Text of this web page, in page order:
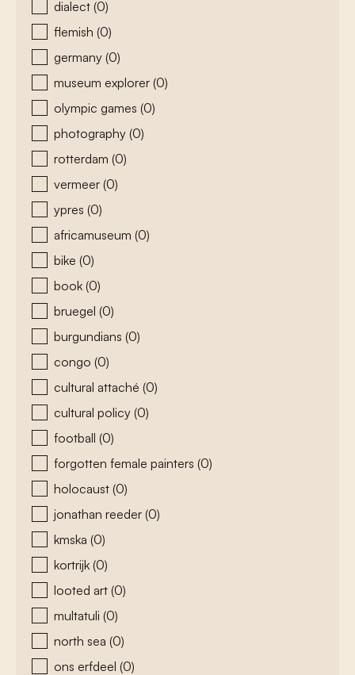
dialect (0)
flemish (0)
germany (0)
museum explorer (0)
olympic games (0)
photography (0)
rotterdam (0)
vermeer (0)
ypres (0)
africamuseum (0)
bike (0)
book (0)
bruegel (0)
burgundians (0)
congo (0)
cultural attaché (0)
cultural policy (0)
football (0)
forgotten female painters (0)
holocaust (0)
jonathan reeder (0)
kmska (0)
kortrijk (0)
looted art (0)
multatuli (0)
north sea (0)
ons erfdeel (0)